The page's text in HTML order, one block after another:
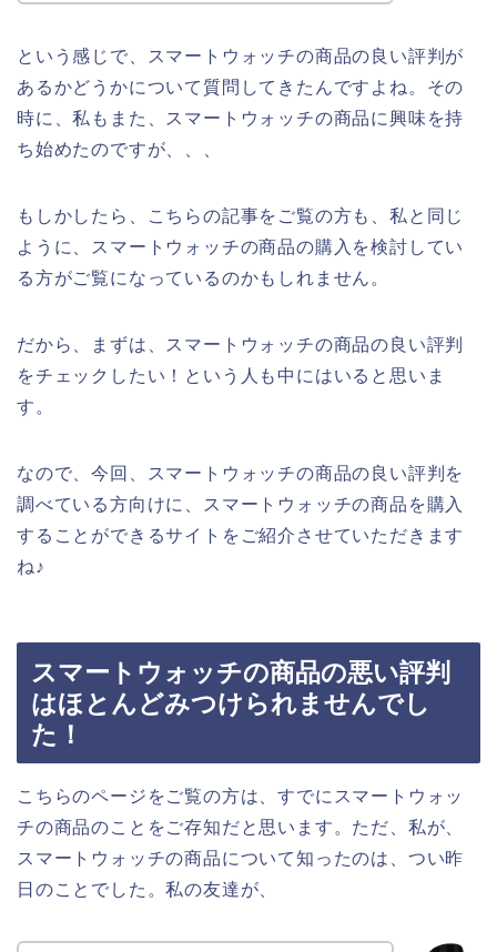
という感じで、スマートウォッチの商品の良い評判が
あるかどうかについて質問してきたんですよね。その
時に、私もまた、スマートウォッチの商品に興味を持
ち始めたのですが、、、
もしかしたら、こちらの記事をご覧の方も、私と同じ
ように、スマートウォッチの商品の購入を検討してい
る方がご覧になっているのかもしれません。
だから、まずは、スマートウォッチの商品の良い評判
をチェックしたい！という人も中にはいると思いま
す。
なので、今回、スマートウォッチの商品の良い評判を
調べている方向けに、スマートウォッチの商品を購入
することができるサイトをご紹介させていただきます
ね♪
スマートウォッチの商品の悪い評判
はほとんどみつけられませんでし
た！
こちらのページをご覧の方は、すでにスマートウォッ
チの商品のことをご存知だと思います。ただ、私が、
スマートウォッチの商品について知ったのは、つい昨
日のことでした。私の友達が、